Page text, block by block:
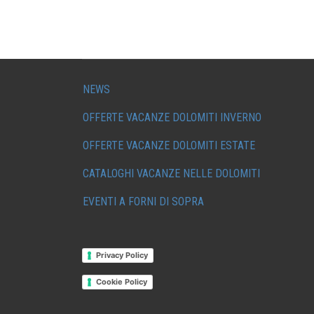
NEWS
OFFERTE VACANZE DOLOMITI INVERNO
OFFERTE VACANZE DOLOMITI ESTATE
CATALOGHI VACANZE NELLE DOLOMITI
EVENTI A FORNI DI SOPRA
Privacy Policy
Cookie Policy